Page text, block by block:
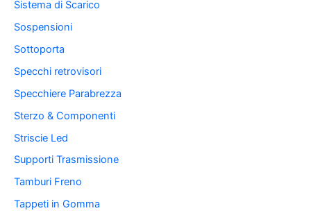
Sistema di Scarico
Sospensioni
Sottoporta
Specchi retrovisori
Specchiere Parabrezza
Sterzo & Componenti
Striscie Led
Supporti Trasmissione
Tamburi Freno
Tappeti in Gomma